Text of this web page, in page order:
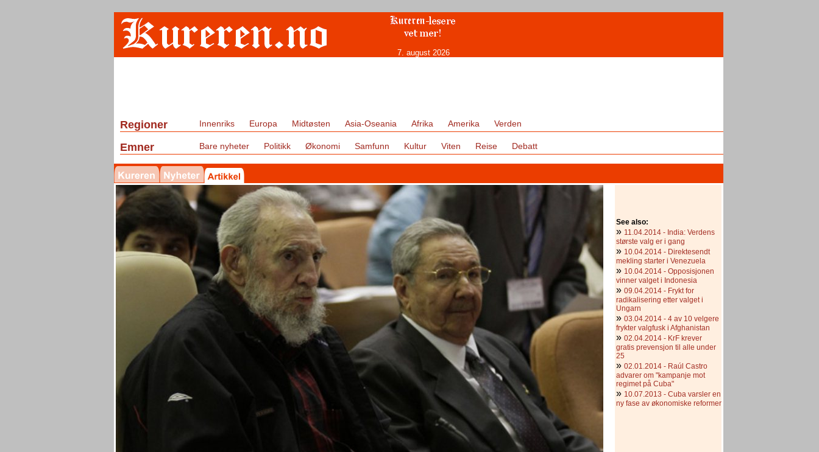
7. august 2026
Regioner Innenriks Europa Midtøsten Asia-Oseania Afrika Amerika Verden
Emner Bare nyheter Politikk Økonomi Samfunn Kultur Viten Reise Debatt
See also:
» 11.04.2014 - India: Verdens
største valg er i gang
» 10.04.2014 - Direktesendt
mekling starter i Venezuela
» 10.04.2014 - Opposisjonen
vinner valget i Indonesia
» 09.04.2014 - Frykt for
radikalisering etter valget i
Ungarn
» 03.04.2014 - 4 av 10 velgere
frykter valgfusk i Afghanistan
» 02.04.2014 - KrF krever
gratis prevensjon til alle under
25
» 02.01.2014 - Raúl Castro
advarer om "kampanje mot
regimet på Cuba"
» 10.07.2013 - Cuba varsler en
ny fase av økonomiske reformer